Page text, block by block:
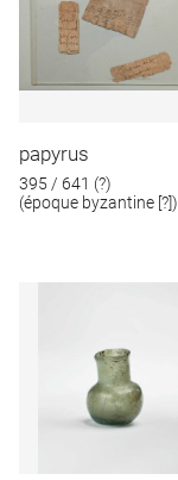
papyrus
395 / 641 (?)
(époque byzantine [?])